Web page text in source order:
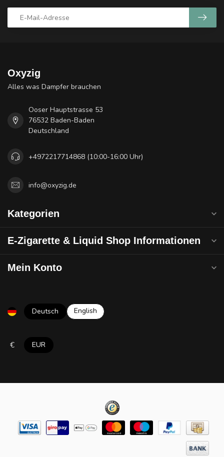
Oxyzig
Alles was Dampfer brauchen
Ooser Hauptstrasse 53
76532 Baden-Baden
Deutschland
+4972217714868 (10:00-16:00 Uhr)
info@oxyzig.de
Kategorien
E-Zigarette & Liquid Shop Informationen
Mein Konto
Deutsch English
€ EUR